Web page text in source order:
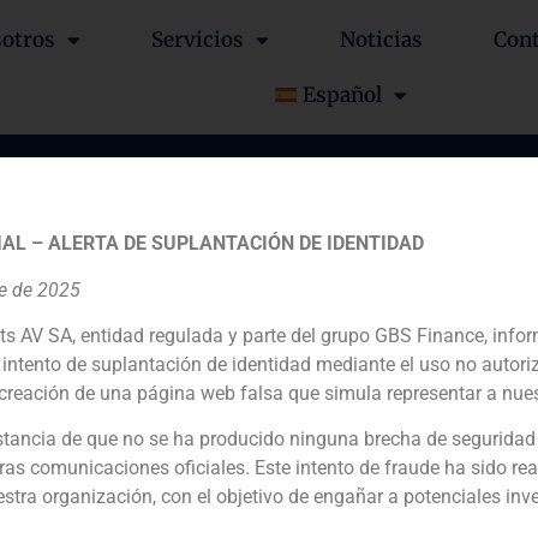
Servicios Noticias
Español
de Entel, filial de
SA a Samsung
Financial advisor
– ALERTA DE SUPLANTACIÓN DE IDENTIDAD
de 2025
AV SA, entidad regulada y parte del grupo GBS Finance,
de suplantación de identidad mediante el uso no
de una página web falsa que simula representar a
de que no se ha producido ninguna brecha de
comunicaciones oficiales. Este intento de fraude ha sido
organización, con el objetivo de engañar a potenciales